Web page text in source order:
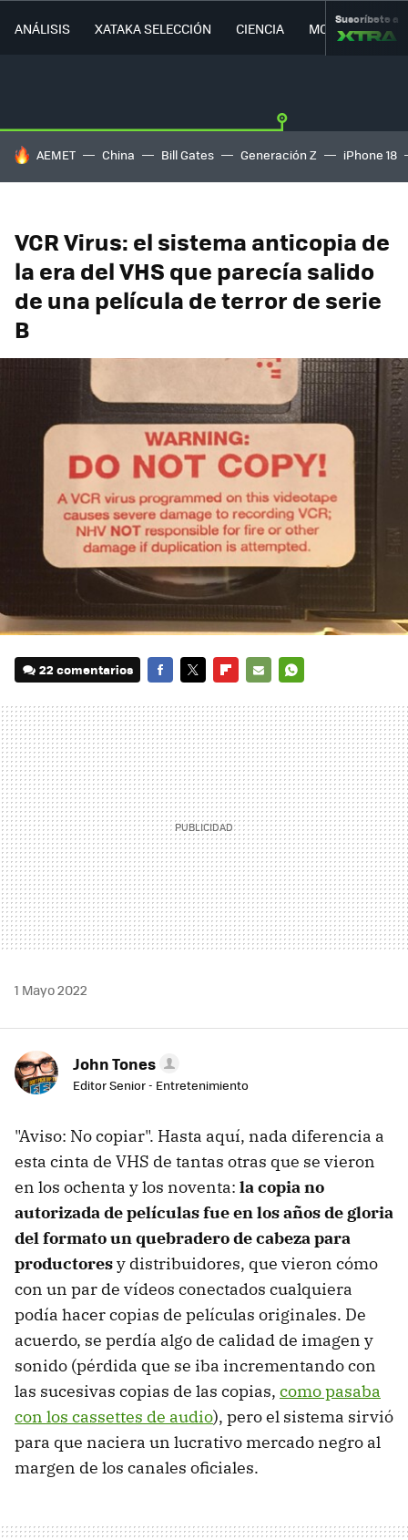
ANÁLISIS XATAKA SELECCIÓN CIENCIA MOVILIDAD
Suscríbete a
HOY SE HABLA DE
AEMET China Bill Gates Generación Z iPhone 18
VCR Virus: el sistema anticopia de
la era del VHS que parecía salido
de una película de terror de serie
B
22 comentarios
MAIL
1 Mayo 2022
John Tones
Editor Senior - Entretenimiento
"Aviso: No copiar". Hasta aquí, nada diferencia a
esta cinta de VHS de tantas otras que se vieron
en los ochenta y los noventa: la copia no
autorizada de películas fue en los años de gloria
del formato un quebradero de cabeza para
productoresy distribuidores, que vieron cómo
con un par de vídeos conectados cualquiera
podía hacer copias de películas originales. De
acuerdo, se perdía algo de calidad de imagen y
sonido (pérdida que se iba incrementando con
las sucesivas copias de las copias, como pasaba
con los cassettes de audio), pero el sistema sirvió
para que naciera un lucrativo mercado negro al
margen de los canales oficiales.